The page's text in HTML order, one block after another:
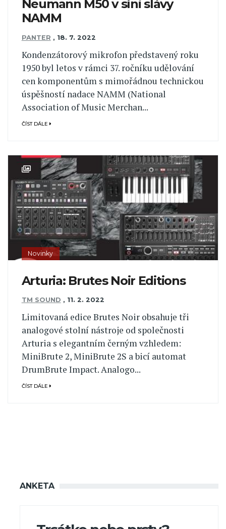
Neumann M50 v síni slávy
NAMM
PANTER , 18. 7. 2022
Kondenzátorový mikrofon představený roku
1950 byl letos v rámci 37. ročníku udělování
cen komponentům s mimořádnou technickou
úspěšností nadace NAMM (National
Association of Music Merchan...
ČÍST DÁLE
Novinky
Arturia: Brutes Noir Editions
TM SOUND , 11. 2. 2022
Limitovaná edice Brutes Noir obsahuje tři
analogové stolní nástroje od společnosti
Arturia s elegantním černým vzhledem:
MiniBrute 2, MiniBrute 2S a bicí automat
DrumBrute Impact. Analogo...
ČÍST DÁLE
ANKETA